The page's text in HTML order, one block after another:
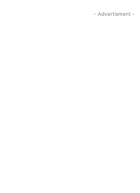
- Advertisment -